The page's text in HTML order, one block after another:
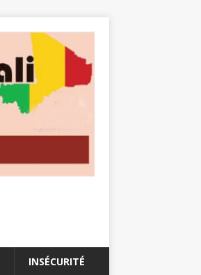
INSÉCURITÉ